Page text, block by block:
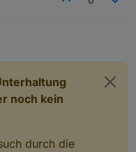
noch kein
durch die